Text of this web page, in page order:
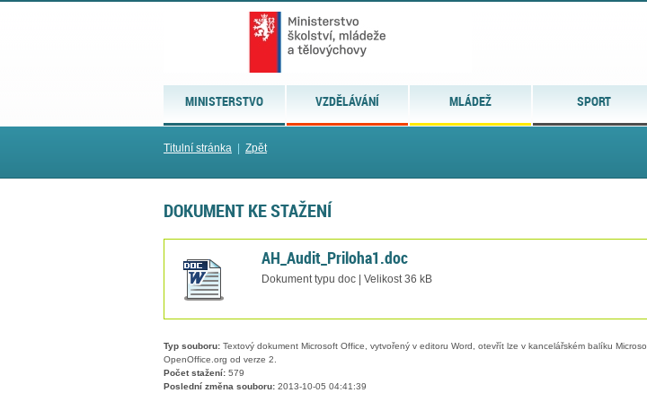
MINISTERSTVO VZDĚLÁVÁNÍ MLÁDEŽ SPORT
Titulní stránka Zpět
DOKUMENT KE STAŽENÍ
AH_Audit_Priloha1.doc
Dokument typu doc | Velikost 36 kB
Typ souboru: Textový dokument Microsoft Office, vytvořený v editoru Word, otevřít lze v kancelářském balíku
OpenOffice.org od verze 2.
Počet stažení: 579
Poslední změna souboru: 2013-10-05 04:41:39